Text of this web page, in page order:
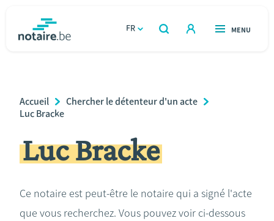
FR
OUVERT
RECHERCHER
OUVERT
MENU
Relations et vivre ensemble
Héritage et donations
Le notaire
Breadcrumb
Accueil
Chercher le détenteur d'un acte
Luc Bracke
Luc Bracke
Ce notaire est peut-être le notaire qui a signé l'acte
que vous recherchez. Vous pouvez voir ci-dessous